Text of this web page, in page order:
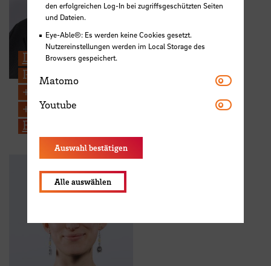
Dipl.-Soz. Susanne Peter
Projektleitung Mentoring MINT
+49 421 5905 3779
+49 176 1514 0247
E-Mail
den erfolgreichen Log-In bei zugriffsgeschützten Seiten
und Dateien.
Eye-Able®: Es werden keine Cookies gesetzt.
Nutzereinstellungen werden im Local Storage des
Browsers gespeichert.
Matomo Matomo
Youtube Youtube
Auswahl bestätigen
Alle auswählen